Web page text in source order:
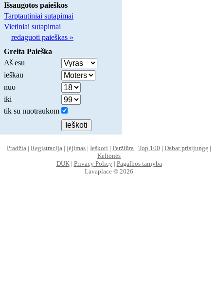
Išsaugotos paieškos
Tarptautiniai sutapimai
Vietiniai sutapimai
redaguoti paieškas »
Greita Paieška
Aš esu
ieškau
nuo
iki
tik su nuotraukom
Pradžia | Registracija | Įėjimas | Ieškoti | Peržiūra | Top 100 | Dabar prisijungę |
Kelionės
DUK| Privacy Policy| Pagalbos tarnyba
Lavaplace © 2026